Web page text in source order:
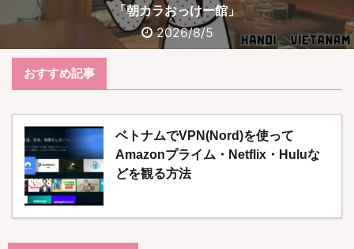
り
2026/8/3
おすすめ記事
ベトナムでVPN(Nord)を使って
Amazonプライム・Netflix・Huluな
どを観る方法